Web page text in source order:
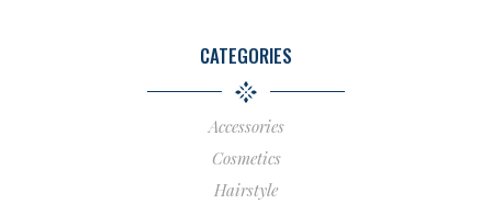
CATEGORIES
Accessories
Cosmetics
Hairstyle